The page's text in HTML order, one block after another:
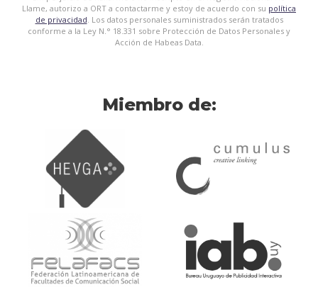
Llame, autorizo a ORT a contactarme y estoy de acuerdo con su política
de privacidad. Los datos personales suministrados serán tratados
conforme a la Ley N.° 18.331 sobre Protección de Datos Personales y
Acción de Habeas Data.
Miembro de: